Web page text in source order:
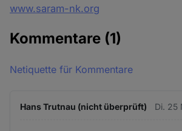
www.saram-nk.org
Kommentare (1)
Netiquette für Kommentare
Hans Trutnau (nicht überprüft) Di. 25